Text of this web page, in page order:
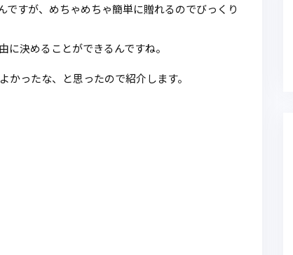
すが、めちゃめちゃ簡単に贈れるのでびっくり
決めることができるんですね。
ったな、と思ったので紹介します。